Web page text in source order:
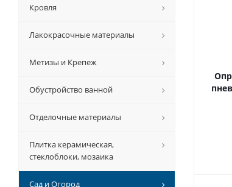
Кровля
Лакокрасочные материалы
Метизы и Крепеж
Обустройство ванной
Отделочные материалы
Плитка керамическая,
стеклоблоки, мозаика
Сад и Огород